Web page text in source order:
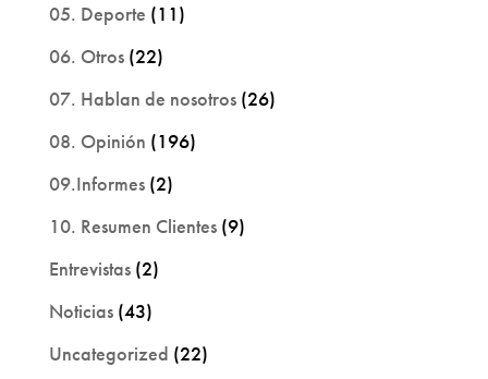
05. Deporte (11)
06. Otros(22)
07. Hablan de nosotros(26)
08. Opinión (196)
09.Informes(2)
10. Resumen Clientes(9)
Entrevistas(2)
Noticias(43)
Uncategorized (22)